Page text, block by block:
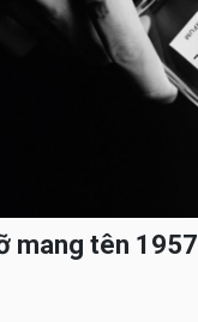
mang tên 1957